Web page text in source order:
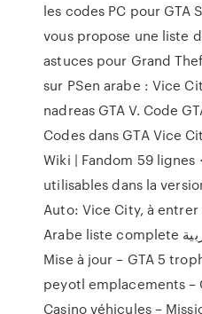
les codes PC pour GTA
vous propose une liste
astuces pour Grand
sur PSen arabe : Vice
nadreas GTA V. Code
Codes dans GTA Vice
Wiki | Fandom 59 lignes
utilisables dans la
Auto: Vice City, à entrer
Arabe liste complete كودات بالعربية GTA Online
Mise à jour – GTA 5
peyotl emplacements –
Casino véhicules –